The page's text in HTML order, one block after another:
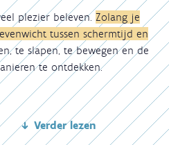
plezier beleven. Zolang je
tussen schermtijd en
te slapen, te bewegen en de
te ontdekken.
Verder lezen